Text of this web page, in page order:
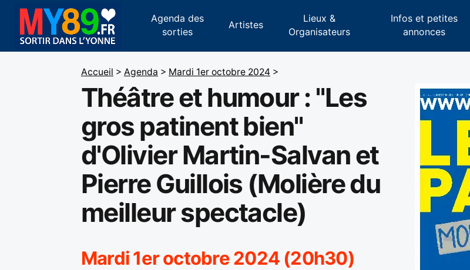
Agenda des
sorties
Artistes
Lieux &
Organisateurs
Infos et petites
annonces
Accueil > Agenda > Mardi 1er octobre 2024 >
Théâtre et humour : "Les
gros patinent bien"
d'Olivier Martin-Salvan et
Pierre Guillois (Molière du
meilleur spectacle)
Mardi 1er octobre 2024 (20h30)